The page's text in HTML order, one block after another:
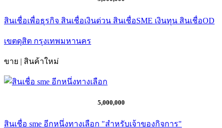
สินเชื่อเพื่อธุรกิจ สินเชื่อเงินด่วน สินเชื่อSME เงินทุน สินเชื่อOD
เขตดุสิต กรุงเทพมหานคร
ขาย | สินค้าใหม่
5,000,000
สินเชื่อ sme อีกหนึ่งทางเลือก "สำหรับเจ้าของกิจการ"